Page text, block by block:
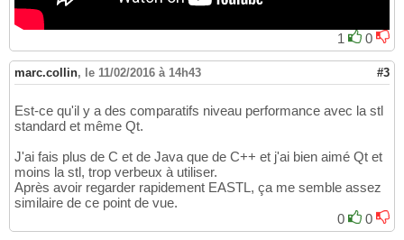
1 0
marc.collin, le 11/02/2016 à 14h43 #3
Est-ce qu'il y a des comparatifs niveau performance avec la stl
standard et même Qt.
J'ai fais plus de C et de Java que de C++ et j'ai bien aimé Qt et
moins la stl, trop verbeux à utiliser.
Après avoir regarder rapidement EASTL, ça me semble assez
similaire de ce point de vue.
0
0